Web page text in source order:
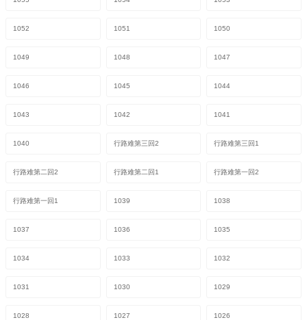
1052 1051 1050
1049 1048 1047
1046 1045 1044
1043 1042 1041
1040 行路难第三回2 行路难第三回1
行路难第二回2 行路难第二回1 行路难第一回2
行路难第一回1 1039 1038
1037 1036 1035
1034 1033 1032
1031 1030 1029
1028 1027 1026